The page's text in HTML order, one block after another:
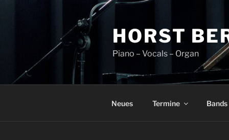
HORST
Piano – Vocals – Organ
Neues Termine Bands